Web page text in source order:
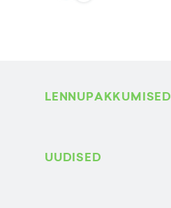
LENNUPAKKUMISED
UUDISED